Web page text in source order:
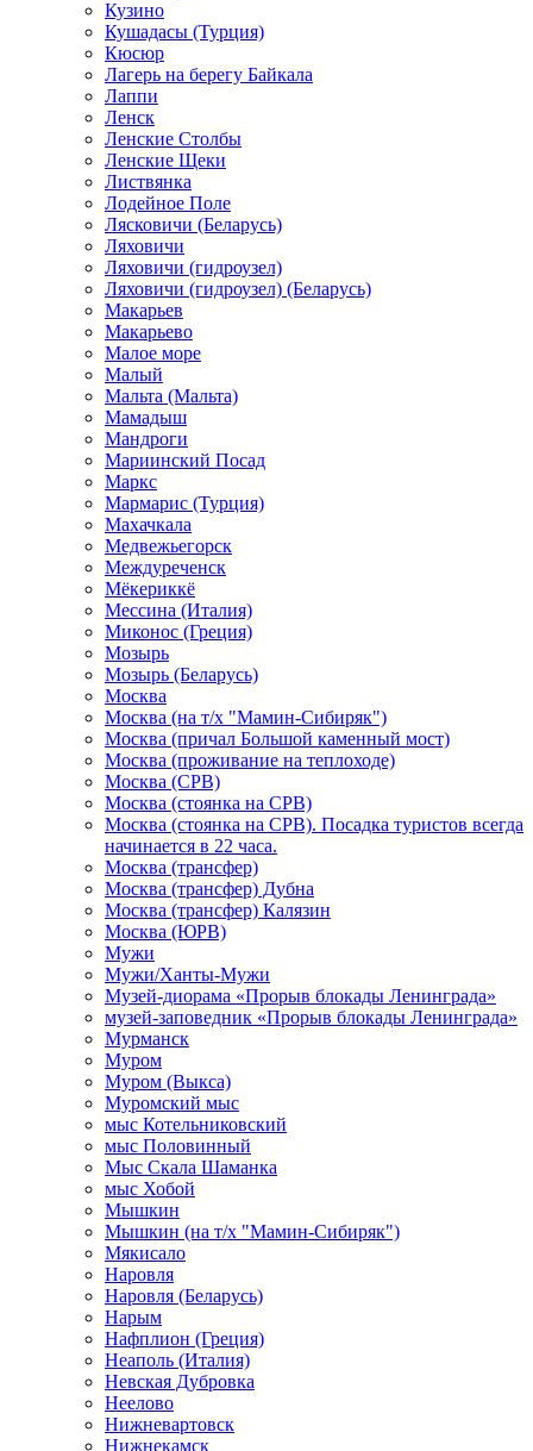
Кузино
Кушадасы (Турция)
Кюсюр
Лагерь на берегу Байкала
Лаппи
Ленск
Ленские Столбы
Ленские Щеки
Листвянка
Лодейное Поле
Лясковичи (Беларусь)
Ляховичи
Ляховичи (гидроузел)
Ляховичи (гидроузел) (Беларусь)
Макарьев
Макарьево
Малое море
Малый
Мальта (Мальта)
Мамадыш
Мандроги
Мариинский Посад
Маркс
Мармарис (Турция)
Махачкала
Медвежьегорск
Междуреченск
Мёкериккё
Мессина (Италия)
Миконос (Греция)
Мозырь
Мозырь (Беларусь)
Москва
Москва (на т/х "Мамин-Сибиряк")
Москва (причал Большой каменный мост)
Москва (проживание на теплоходе)
Москва (СРВ)
Москва (стоянка на СРВ)
Москва (стоянка на СРВ). Посадка туристов всегда
начинается в 22 часа.
Москва (трансфер)
Москва (трансфер) Дубна
Москва (трансфер) Калязин
Москва (ЮРВ)
Мужи
Мужи/Ханты-Мужи
Музей-диорама «Прорыв блокады Ленинграда»
музей-заповедник «Прорыв блокады Ленинграда»
Мурманск
Муром
Муром (Выкса)
Муромский мыс
мыс Котельниковский
мыс Половинный
Мыс Скала Шаманка
мыс Хобой
Мышкин
Мышкин (на т/х "Мамин-Сибиряк")
Мякисало
Наровля
Наровля (Беларусь)
Нарым
Нафплион (Греция)
Неаполь (Италия)
Невская Дубровка
Неелово
Нижневартовск
Нижнекамск